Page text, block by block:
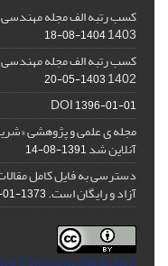
کسب رتبه الف مجله
1403
1404-08-18
کسب رتبه الف مجله
1402
1403-05-20
DOI1396-01-01
مجله ی علمی و پژوهشی
آنلاین شد1391-08-14
دسترسی به فایل کامل
آزاد و رایگان است.1373-01-01